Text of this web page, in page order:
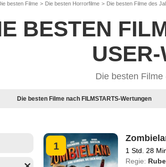
besten Filme Die besten Horrorfilme Die besten Filme des
BESTEN
Die besten
Die besten Filme nach FILMSTARTS-Wertungen
1 1 Std. 28
Regie: